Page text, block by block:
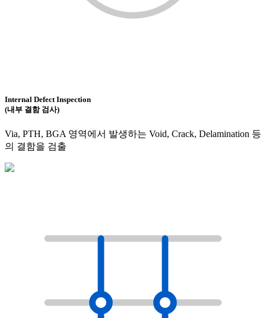
Internal Defect Inspection
(내부 결함 검사)
Via, PTH, BGA 영역에서 발생하는 Void, Crack, Delamination 등
의 결함을 검출